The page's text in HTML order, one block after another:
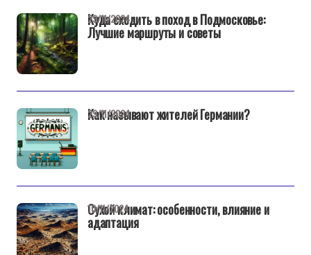
Куда сходить в поход в Подмосковье:
Лучшие маршруты и советы
29/11/2024
Как называют жителей Германии?
29/11/2024
Сухой климат: особенности, влияние и
адаптация
10/11/2024